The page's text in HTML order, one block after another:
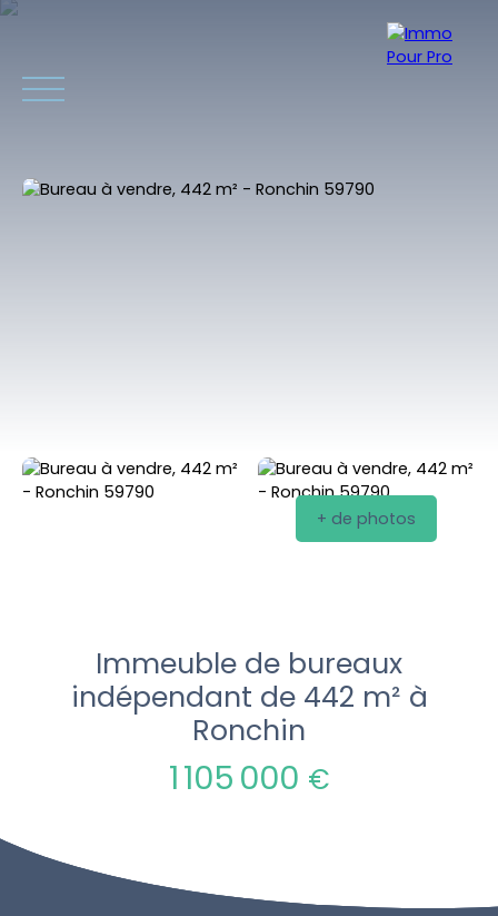
Estimation
+ de photos
Immeuble de bureaux
indépendant de 442 m² à
Ronchin
1 105 000 €